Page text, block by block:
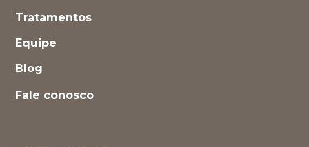
Tratamentos
Equipe
Blog
Fale conosco